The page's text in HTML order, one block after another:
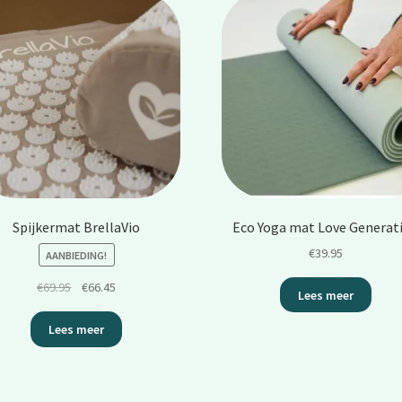
Spijkermat BrellaVio
AANBIEDING!
€69.95
Oorspronkelijke
was:
€69.95.
€66.45
is:
€66.45.
Lees meer
Eco Yoga mat Love
€39.95
Lees meer